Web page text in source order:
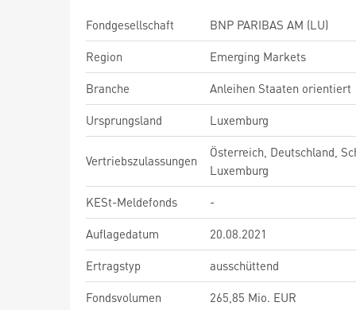
Fondgesellschaft
BNP PARIBAS AM (LU)
Region
Emerging Markets
Branche
Anleihen Staaten orientiert
Ursprungsland
Luxemburg
Vertriebszulassungen
Österreich, Deutschland,
Luxemburg
KESt-Meldefonds
-
Auflagedatum
20.08.2021
Ertragstyp
ausschüttend
Fondsvolumen
265,85 Mio. EUR